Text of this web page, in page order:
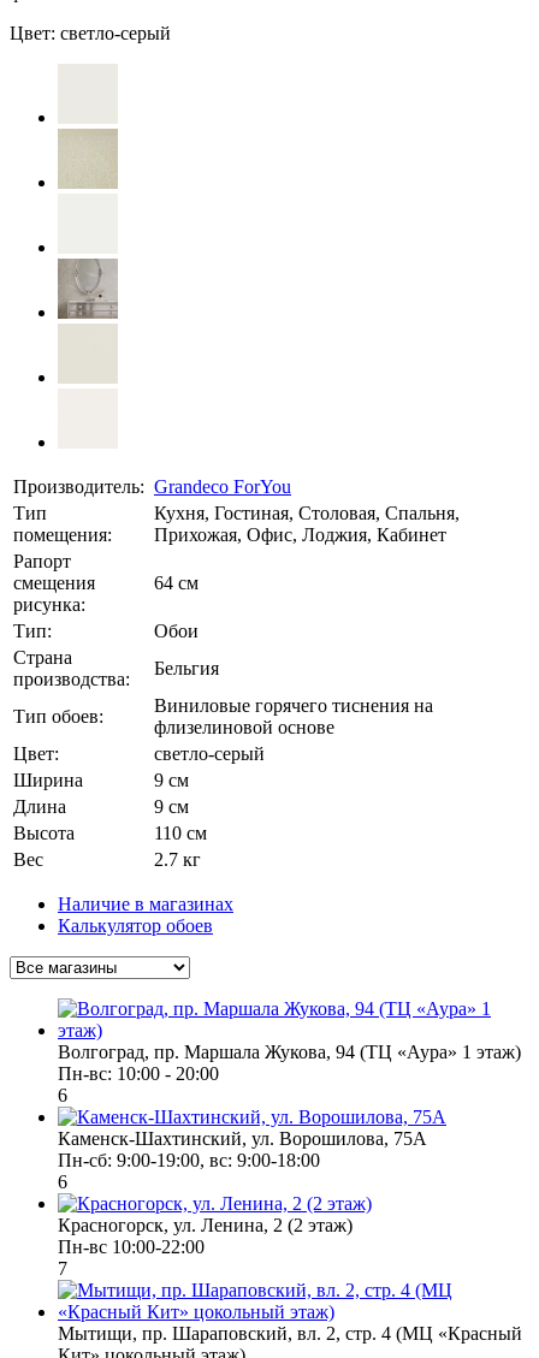
Цвет: светло-серый
Производитель: Grandeco ForYou
Тип
помещения:
Кухня, Гостиная, Столовая, Спальня,
Прихожая, Офис, Лоджия, Кабинет
Рапорт
смещения
рисунка:
64 см
Тип:
Обои
Страна
производства:
Бельгия
Тип обоев:
Виниловые горячего тиснения на
флизелиновой основе
Цвет:
светло-серый
Ширина
9 см
Длина
9 см
Высота
110 см
Вес
2.7 кг
Наличие в магазинах
Калькулятор обоев
Волгоград, пр. Маршала Жукова, 94 (ТЦ «Аура» 1 этаж)
Пн-вс: 10:00 - 20:00
6
Каменск-Шахтинский, ул. Ворошилова, 75А
Пн-сб: 9:00-19:00, вс: 9:00-18:00
6
Красногорск, ул. Ленина, 2 (2 этаж)
Пн-вс 10:00-22:00
7
Мытищи, пр. Шараповский, вл. 2, стр. 4 (МЦ «Красный